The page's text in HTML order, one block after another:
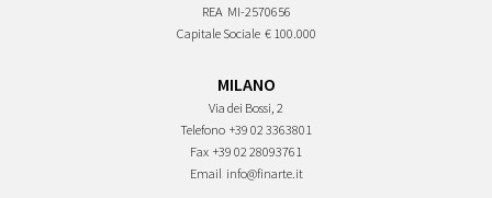
REA MI-2570656
Capitale Sociale € 100.000
MILANO
Via dei Bossi, 2
Telefono +39 02 3363801
Fax +39 02 28093761
Email info@finarte.it